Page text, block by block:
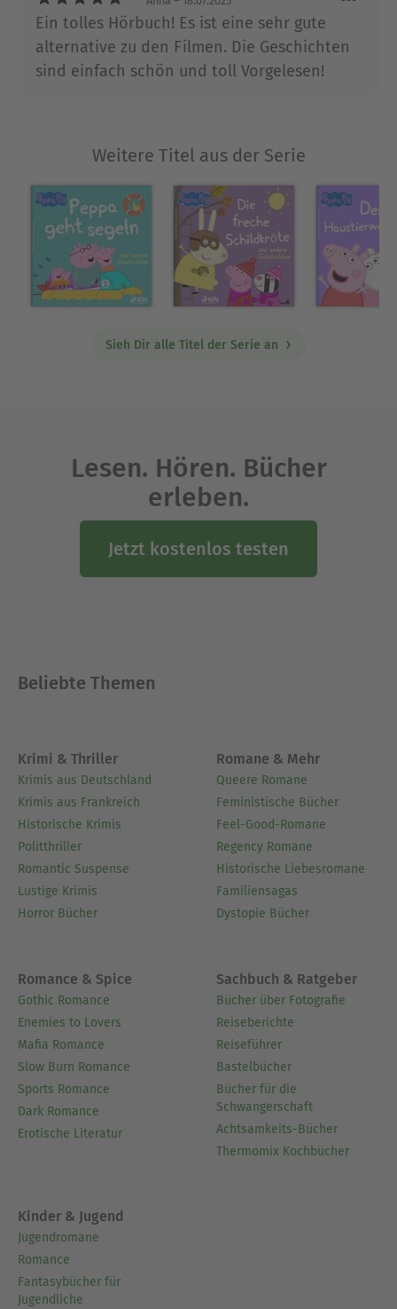
Ein tolles Hörbuch! Es ist eine sehr gute
alternative zu den Filmen. Die Geschichten
sind einfach schön und toll Vorgelesen!
Weitere Titel aus der Serie
Sieh Dir alle Titel der Serie an
Lesen. Hören. Bücher
erleben.
Jetzt kostenlos testen
Beliebte Themen
Krimi & Thriller
Krimis aus Deutschland
Krimis aus Frankreich
Historische Krimis
Politthriller
Romantic Suspense
Lustige Krimis
Horror Bücher
Romane & Mehr
Queere Romane
Feministische Bücher
Feel-Good-Romane
Regency Romane
Historische Liebesromane
Familiensagas
Dystopie Bücher
Romance & Spice
Gothic Romance
Enemies to Lovers
Mafia Romance
Slow Burn Romance
Sports Romance
Dark Romance
Erotische Literatur
Sachbuch & Ratgeber
Bücher über Fotografie
Reiseberichte
Reiseführer
Bastelbücher
Bücher für die
Schwangerschaft
Achtsamkeits-Bücher
Thermomix Kochbücher
Kinder & Jugend
Jugendromane
Romance
Fantasybücher für
Jugendliche